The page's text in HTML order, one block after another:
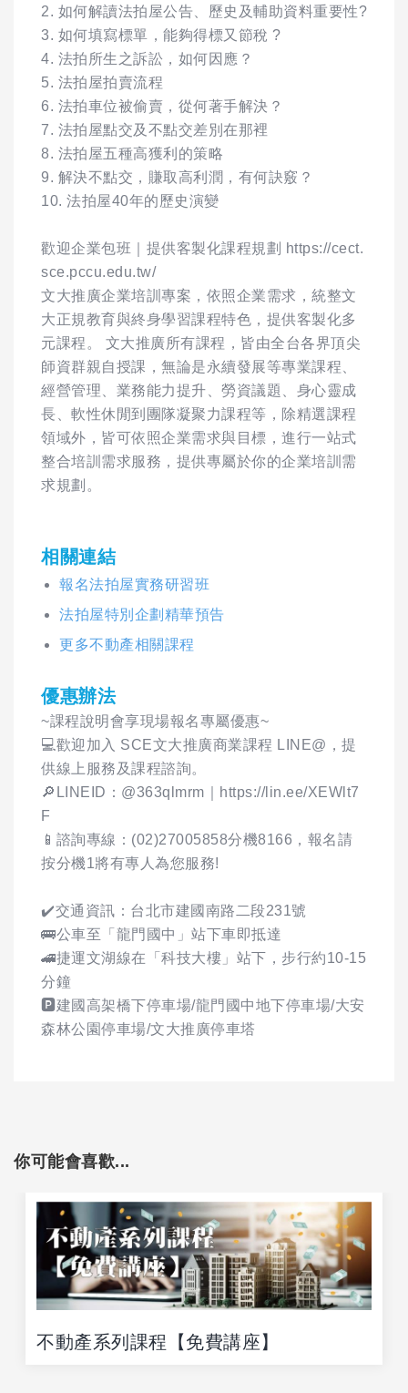
2. 如何解讀法拍屋公告、歷史及輔助資料重要性?
3. 如何填寫標單，能夠得標又節稅 ?
4. 法拍所生之訴訟，如何因應？
5. 法拍屋拍賣流程
6. 法拍車位被偷賣，從何著手解決？
7. 法拍屋點交及不點交差別在那裡
8. 法拍屋五種高獲利的策略
9. 解決不點交，賺取高利潤，有何訣竅？
10. 法拍屋40年的歷史演變
歡迎企業包班｜提供客製化課程規劃 https://cect.
sce.pccu.edu.tw/
文大推廣企業培訓專案，依照企業需求，統整文
大正規教育與終身學習課程特色，提供客製化多
元課程。 文大推廣所有課程，皆由全台各界頂尖
師資群親自授課，無論是永續發展等專業課程、
經營管理、業務能力提升、勞資議題、身心靈成
長、軟性休閒到團隊凝聚力課程等，除精選課程
領域外，皆可依照企業需求與目標，進行一站式
整合培訓需求服務，提供專屬於你的企業培訓需
求規劃。
相關連結
報名法拍屋實務研習班
法拍屋特別企劃精華預告
更多不動產相關課程
優惠辦法
~課程說明會享現場報名專屬優惠~
💻️歡迎加入 SCE文大推廣商業課程 LINE@，提
供線上服務及課程諮詢。
🔎LINEID：@363qlmrm｜https://lin.ee/XEWlt7
F
📱諮詢專線：(02)27005858分機8166，報名請
按分機1將有專人為您服務!
✔️交通資訊：台北市建國南路二段231號
🚌公車至「龍門國中」站下車即抵達
🚄捷運文湖線在「科技大樓」站下，步行約10-15
分鐘
🅿️建國高架橋下停車場/龍門國中地下停車場/大安
森林公園停車場/文大推廣停車塔
你可能會喜歡...
不動產系列課程【免費講座】